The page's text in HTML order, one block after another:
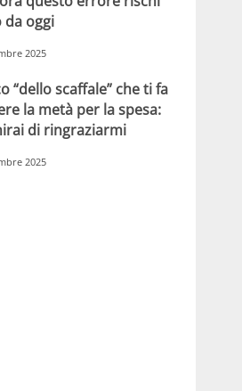
da oggi
2025
“dello scaffale” che ti fa
la metà per la spesa:
di ringraziarmi
2025